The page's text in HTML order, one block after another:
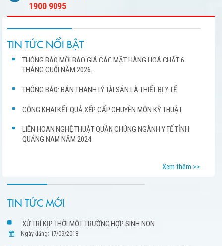
1900 9095
TIN TỨC NỔI BẬT
THÔNG BÁO MỜI BÁO GIÁ CÁC MẶT HÀNG HOÁ CHẤT 6
THÁNG CUỐI NĂM 2026...
THÔNG BÁO: BÁN THANH LÝ TÀI SẢN LÀ THIẾT BỊ Y TẾ
CÔNG KHAI KẾT QUẢ XẾP CẤP CHUYÊN MÔN KỸ THUẬT
LIÊN HOAN NGHỆ THUẬT QUẦN CHÚNG NGÀNH Y TẾ TỈNH
QUẢNG NAM NĂM 2024
Xem thêm >>
TIN TỨC MỚI
XỬ TRÍ KỊP THỜI MỘT TRƯỜNG HỢP SINH NON
Ngày đăng: 17/09/2018